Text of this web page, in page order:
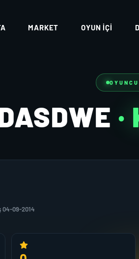
MARKET OYUN İÇI
04-09-2014